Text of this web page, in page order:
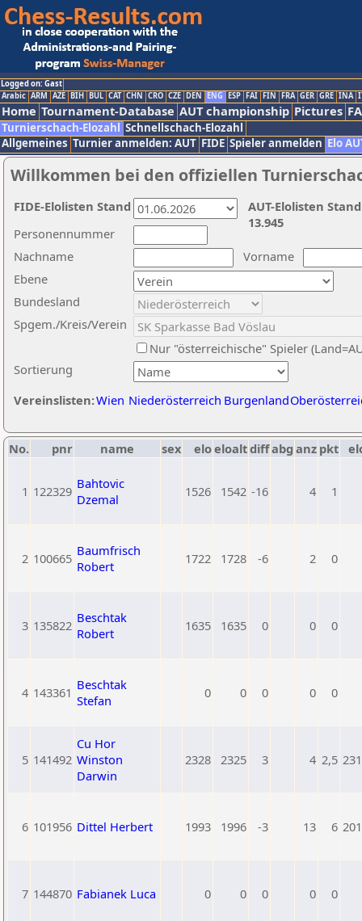
Logged on: Gast
Arabic ARM AZE BIH BUL CAT CHN CRO CZE DEN ENG ESP FAI FIN FRA GER GRE INA
Home Tournament-Database AUT championship Pictures
Turnierschach-Elozahl Schnellschach-Elozahl
Allgemeines Turnier anmelden: AUT FIDE Spieler anmelden Elo
Willkommen bei den offiziellen
Nachname
Vorname
Ebene
Sortierung
Personennummer
Bundesland
Spgem./Kreis/Verein
Nur "österreichische" Spieler
Vereinslisten:Wien Niederösterreich Burgenland
AUT-Elolisten
13.945
FIDE-Elolisten Stand
No. pnr name sex eloeloaltdiffabg anz pkt
1 122329 Bahtovic
Dzemal
1526 1542 -16 4 1
2 100665 Baumfrisch
Robert
1722 1728 -6 2 0
3 135822 Beschtak
Robert
1635 1635 0 0 0
4 143361 Beschtak
Stefan
0 0 0 0 0
5 141492
Cu Hor
Winston
Darwin
2328 2325 3 4 2,5
6 101956 Dittel Herbert 1993 1996 -3 13 6
7 144870 Fabianek Luca 0 0 0 0 0